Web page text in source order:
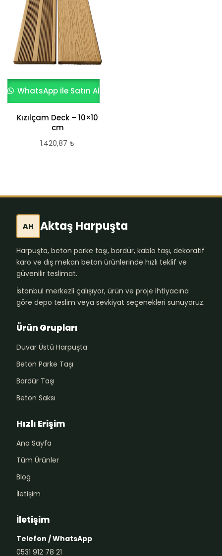
WhatsApp ile Satın Al
Kızılçam Deck – 10×10
cm
1.420,87 ₺
AH Aktaş Harpuşta
Harpuşta, beton parke taşı, bordür, kablo taşı, dekoratif
karo ve dış mekan beton ürünlerinde hızlı teklif ve
güvenilir teslimat.
İstanbul merkezli çalışıyor, ürün ve proje ihtiyacına
göre depo teslim veya sevkiyat seçenekleri sunuyoruz.
Ürün Grupları
Duvar Üstü Harpuşta
Beton Parke Taşı
Bordür Taşı
Beton Saksı
Hızlı Erişim
Ana Sayfa
Tüm Ürünler
Blog
İletişim
İletişim
Telefon / WhatsApp
0531 912 78 21